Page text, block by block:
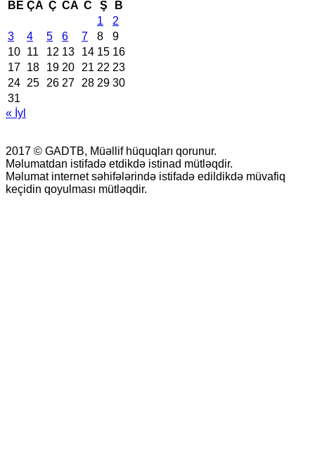
BE ÇA Ç CA C Ş
B
1
2
3
4 5 6 7 8
9
10 11 12 13 14 15 16
17 18 19 20 21 22 23
24 25 26 27 28 29 30
31
« İyl
2017 © GADTB, Müəllif hüquqları qorunur.
Məlumatdan istifadə etdikdə istinad mütləqdir.
Məlumat internet səhifələrində istifadə edildikdə müvafiq
keçidin qoyulması mütləqdir.